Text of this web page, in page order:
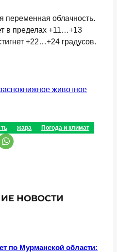
переменная облачность.
в пределах +11…+13
+22…+24 градусов.
животное
жара Погода и климат
НОВОСТИ
по Мурманской области: